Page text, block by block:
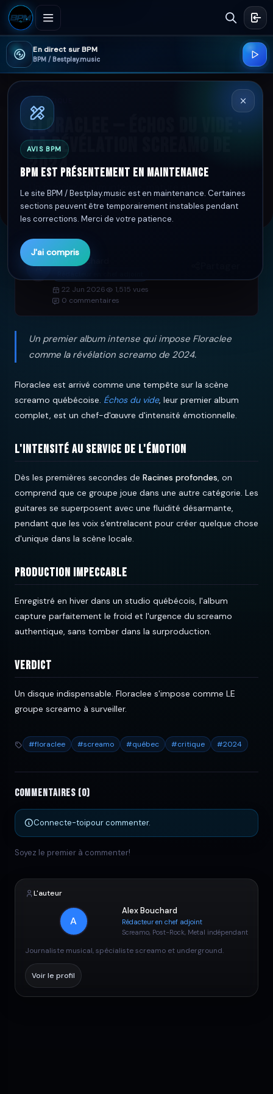
En direct sur BPM
BPM / Bestplay.music
AVIS BPM
BPM est présentement en maintenance
Le site BPM / Bestplay.music est en maintenance. Certaines
sections peuvent être temporairement instables pendant
les corrections. Merci de votre patience.
J'ai compris
CRITIQUE
Floraclee — Échos du vide :
la révélation screamo de
2024
Un premier album intense, mature et
dévastateur.
A
Alex Bouchard
22 Jun 2026
1,515 vues
0 commentaires
Un premier album intense qui impose Floraclee
comme la révélation screamo de 2024.
Floraclee est arrivé comme une tempête sur la scène
screamo québécoise. Échos du vide, leur premier album
complet, est un chef-d'œuvre d'intensité émotionnelle.
L'intensité au service de l'émotion
Dès les premières secondes de Racines profondes, on
comprend que ce groupe joue dans une autre catégorie. Les
guitares se superposent avec une fluidité désarmante,
pendant que les voix s'entrelacent pour créer quelque chose
d'unique dans la scène locale.
Production impeccable
Enregistré en hiver dans un studio québécois, l'album
capture parfaitement le froid et l'urgence du screamo
authentique, sans tomber dans la surproduction.
Verdict
Un disque indispensable. Floraclee s'impose comme LE
groupe screamo à surveiller.
#floraclee #screamo #québec #critique #2024
Commentaires (0)
Connecte-toipour commenter.
Soyez le premier à commenter!
L'auteur
A
Alex Bouchard
Rédacteur en chef adjoint
Screamo, Post-Rock, Metal indépendant
Journaliste musical, spécialiste screamo et underground.
Voir le profil